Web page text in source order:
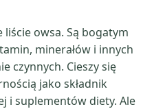
owsa. Są bogatym
minerałów i innych
czynnych. Cieszy się
jako składnik
i suplementów diety. Ale